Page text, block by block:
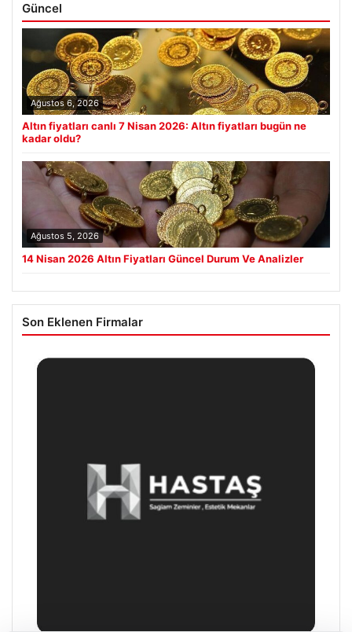
Güncel
Ağustos 6, 2026
Altın fiyatları canlı 7 Nisan 2026: Altın fiyatları bugün ne
kadar oldu?
Ağustos 5, 2026
14 Nisan 2026 Altın Fiyatları Güncel Durum Ve Analizler
Son Eklenen Firmalar